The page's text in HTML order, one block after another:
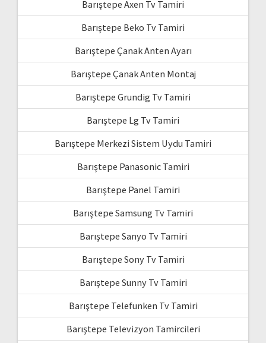
Barıştepe Axen Tv Tamiri
Barıştepe Beko Tv Tamiri
Barıştepe Çanak Anten Ayarı
Barıştepe Çanak Anten Montaj
Barıştepe Grundig Tv Tamiri
Barıştepe Lg Tv Tamiri
Barıştepe Merkezi Sistem Uydu Tamiri
Barıştepe Panasonic Tamiri
Barıştepe Panel Tamiri
Barıştepe Samsung Tv Tamiri
Barıştepe Sanyo Tv Tamiri
Barıştepe Sony Tv Tamiri
Barıştepe Sunny Tv Tamiri
Barıştepe Telefunken Tv Tamiri
Barıştepe Televizyon Tamircileri